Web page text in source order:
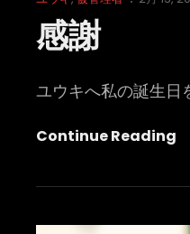
Links
感謝
ユウキへ私の誕生日
Continue Reading